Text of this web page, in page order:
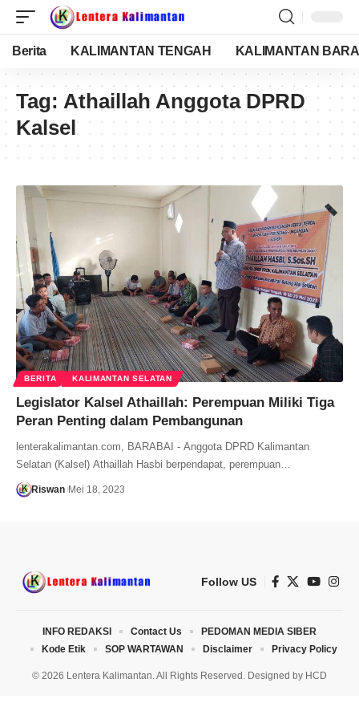
Berita KALIMANTAN TENGAH KALIMANTAN
Tag: Athaillah Anggota DPRD
Kalsel
BERITA KALIMANTAN SELATAN
Legislator Kalsel Athaillah: Perempuan Miliki Tiga
Peran Penting dalam Pembangunan
lenterakalimantan.com, BARABAI - Anggota DPRD Kalimantan
Selatan (Kalsel) Athaillah Hasbi berpendapat, perempuan…
Riswan Mei 18, 2023
Follow US
© 2026 Lentera Kalimantan. All Rights Reserved. Designed by HCD
INFO REDAKSI Contact Us
PEDOMAN MEDIA SIBER
Kode Etik
SOP WARTAWAN Disclaimer Privacy Policy